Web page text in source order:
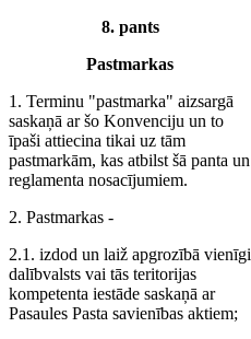
8. pants
Pastmarkas
1. Terminu "pastmarka" aizsargā
saskaņā ar šo Konvenciju un to
īpaši attiecina tikai uz tām
pastmarkām, kas atbilst šā panta un
reglamenta nosacījumiem.
2. Pastmarkas -
2.1. izdod un laiž apgrozībā vienīgi
dalībvalsts vai tās teritorijas
kompetenta iestāde saskaņā ar
Pasaules Pasta savienības aktiem;